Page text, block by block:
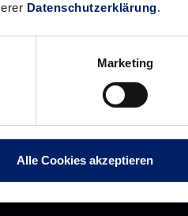
Datenschutzerklärung.
Marketing
Alle Cookies akzeptieren